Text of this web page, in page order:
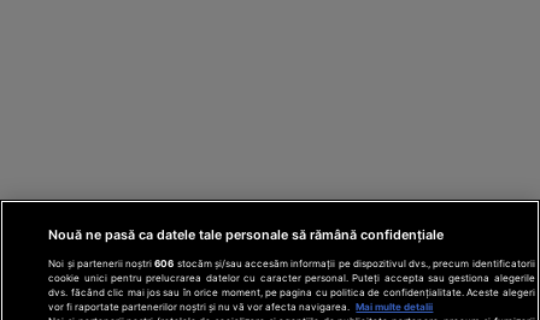
Nouă ne pasă ca datele tale personale să rămână confidențiale
Noi și partenerii noștri606 stocăm și/sau accesăm informații pe dispozitivul dvs., precum identificatorii
cookie unici pentru prelucrarea datelor cu caracter personal. Puteți accepta sau gestiona alegerile
dvs. făcând clic mai jos sau în orice moment, pe pagina cu politica de confidențialitate. Aceste alegeri
vor fi raportate partenerilor noștri și nu vă vor afecta navigarea.
Mai multe detalii